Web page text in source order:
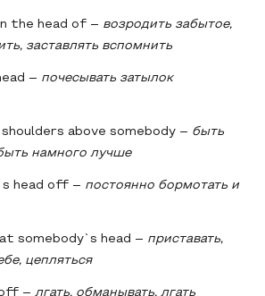
the head of – возродить забытое,
заставлять вспомнить
– почесывать затылок
above somebody – быть
намного лучше
head off – постоянно бормотать и
somebody`s head – приставать,
цепляться
– лгать, обманывать, лгать